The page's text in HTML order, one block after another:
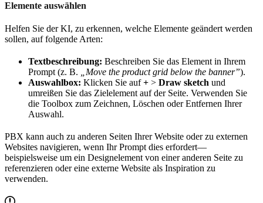
Elemente auswählen
Helfen Sie der KI, zu erkennen, welche Elemente geändert werden
sollen, auf folgende Arten:
Textbeschreibung: Beschreiben Sie das Element in Ihrem
Prompt (z. B. „Move the product grid below the banner”).
Auswahlbox: Klicken Sie auf+ > Draw sketch und
umreißen Sie das Zielelement auf der Seite. Verwenden Sie
die Toolbox zum Zeichnen, Löschen oder Entfernen Ihrer
Auswahl.
PBX kann auch zu anderen Seiten Ihrer Website oder zu externen
Websites navigieren, wenn Ihr Prompt dies erfordert—
beispielsweise um ein Designelement von einer anderen Seite zu
referenzieren oder eine externe Website als Inspiration zu
verwenden.